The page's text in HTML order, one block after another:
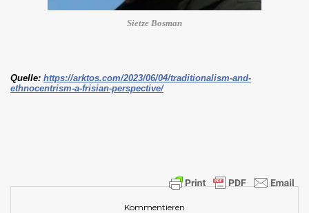
Sietze Bosman
Quelle: https://arktos.com/2023/06/04/traditionalism-and-
ethnocentrism-a-frisian-perspective/
Kommentieren